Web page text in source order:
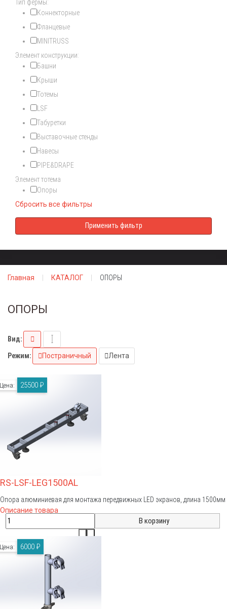
Тип фермы:
Коннекторные
Фланцевые
MINITRUSS
Элемент конструкции:
Башни
Крыши
Тотемы
LSF
Табуретки
Выставочные стенды
Навесы
PIPE&DRAPE
Элемент тотема
Опоры
Сбросить все фильтры
Главная КАТАЛОГ ОПОРЫ
ОПОРЫ
Вид:
Режим: Постраничный Лента
RS-LSF-LEG1500AL
Опора алюминиевая для монтажа передвижных LED экранов, длина 1500мм
Описание товара
Цена: 25500 ₽
Цена: 6000 ₽